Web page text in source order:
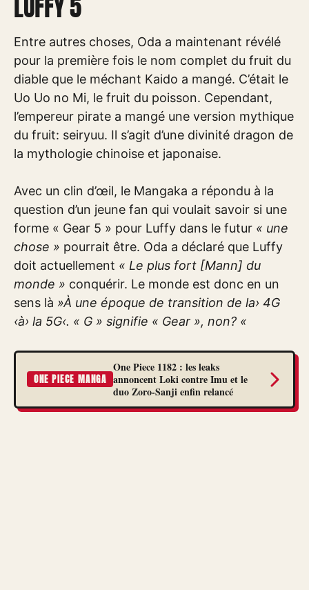
Entre autres choses, Oda a maintenant révélé
pour la première fois le nom complet du fruit du
diable que le méchant Kaido a mangé. C’était le
Uo Uo no Mi, le fruit du poisson. Cependant,
l’empereur pirate a mangé une version mythique
du fruit: seiryuu. Il s’agit d’une divinité dragon de
la mythologie chinoise et japonaise.
Avec un clin d’œil, le Mangaka a répondu à la
question d’un jeune fan qui voulait savoir si une
forme « Gear 5 » pour Luffy dans le futur « une
chose » pourrait être. Oda a déclaré que Luffy
doit actuellement « Le plus fort [Mann] du
monde » conquérir. Le monde est donc en un
sens là »À une époque de transition de la› 4G
‹à› la 5G‹. « G » signifie « Gear », non? «
ONE PIECE MANGA
One Piece 1182 : les leaks
annoncent Loki contre Imu et le
duo Zoro-Sanji enfin relancé